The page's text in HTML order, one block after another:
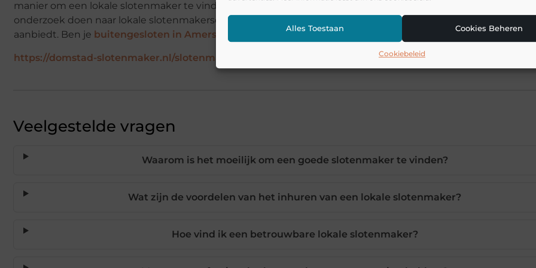
Alles Toestaan Cookies Beheren
Cookiebeleid
manier om een lokale slotenmaker te vinden is om vrienden of familie te vragen om verwijzingen. U moet
onderzoek doen naar lokale slotenmakersdiensten om te zien wie de beste tarieven en diensten in uw
aanbiedt. Ben je buitengesloten in Amersfoort ? Neem dan nu contact op Domstad Slotenmaker Amersfoort.
https://domstad-slotenmaker.nl/slotenmaker-in-amersfoort/
Veelgestelde vragen
Waarom is het moeilijk om een goede slotenmaker te vinden?
Wat zijn de voordelen van het inhuren van een lokale slotenmaker?
Hoe vind ik een betrouwbare lokale slotenmaker?